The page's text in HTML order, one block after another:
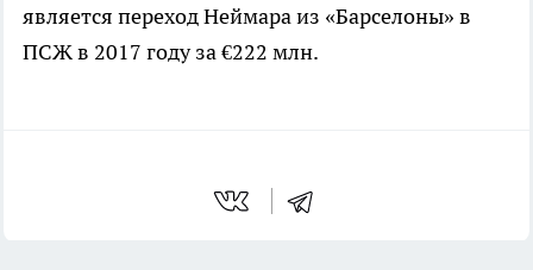
является переход Неймара из «Барселоны» в
ПСЖ в 2017 году за €222 млн.